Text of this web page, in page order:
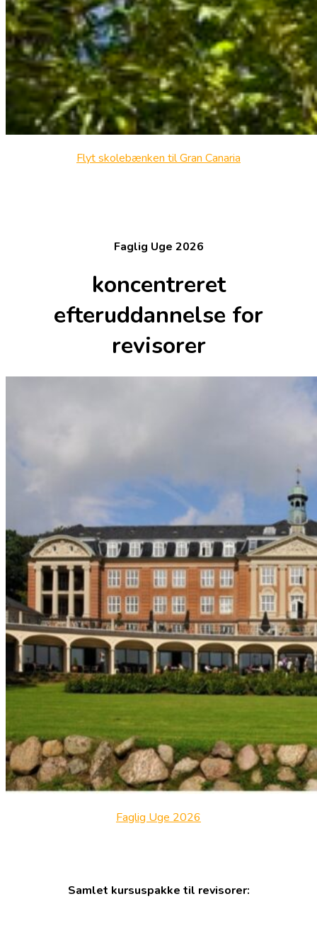
Flyt skolebænken til Gran Canaria
Faglig Uge 2026
koncentreret
efteruddannelse for
revisorer
Faglig Uge 2026
Samlet kursuspakke til revisorer: